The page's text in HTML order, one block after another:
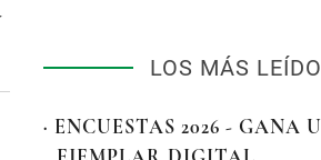
LOS MÁS
· ENCUESTAS 2026 - GANA